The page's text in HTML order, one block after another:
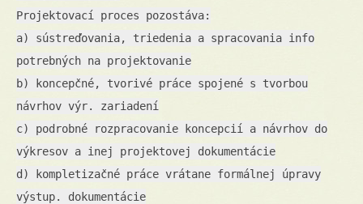
Projektovací proces pozostáva:
a) sústreďovania, triedenia a spracovania info
potrebných na projektovanie
b) koncepčné, tvorivé práce spojené s tvorbou
návrhov výr. zariadení
c) podrobné rozpracovanie koncepcií a návrhov do
výkresov a inej projektovej dokumentácie
d) kompletizačné práce vrátane formálnej úpravy
výstup. dokumentácie